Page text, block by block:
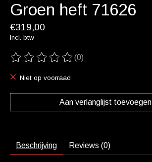
Groen heft 71626
€319,00
Incl. btw
De beoordeling van dit product is
(0)
Niet op voorraad
Aan verlanglijst toevoegen
Beschrijving Reviews (0)